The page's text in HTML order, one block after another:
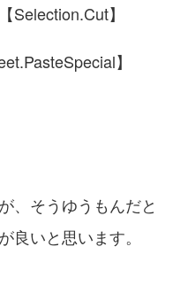
】
】
、そうゆうもんだと
良いと思います。